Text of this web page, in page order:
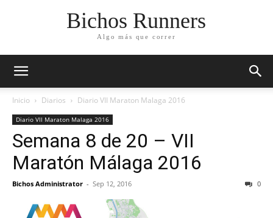
Bichos Runners
Algo más que correr
Inicio Diarios Diario VII Maraton Malaga 2016
Diario VII Maraton Malaga 2016
Semana 8 de 20 – VII
Maratón Málaga 2016
Bichos Administrator - Sep 12, 2016 0